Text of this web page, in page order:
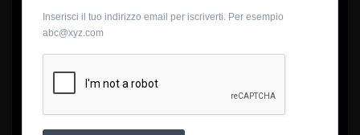
Inserisci il tuo indirizzo email per iscriverti. Per esempio
abc@xyz.com